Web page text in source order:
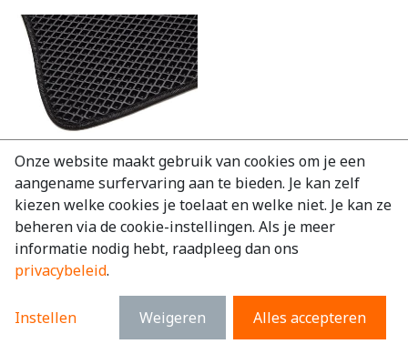
2varianten
Automatten set Mercedes
V-Klasse 2014-2024 Heavy
duty
Vanaf€102,96
€124,58 incl. BTW
Onze website maakt gebruik van cookies om je een
aangename surfervaring aan te bieden. Je kan zelf
kiezen welke cookies je toelaat en welke niet. Je kan ze
beheren via de cookie-instellingen. Als je meer
informatie nodig hebt, raadpleeg dan ons
privacybeleid.
Instellen Weigeren Alles accepteren